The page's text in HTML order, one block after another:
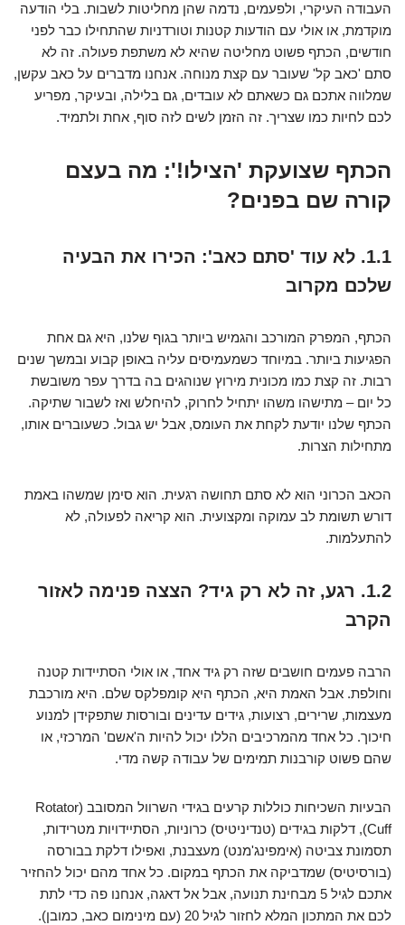
העבודה העיקרי, ולפעמים, נדמה שהן מחליטות לשבות. בלי הודעה
מוקדמת, או אולי עם הודעות קטנות וטורדניות שהתחילו כבר לפני
חודשים, הכתף פשוט מחליטה שהיא לא משתפת פעולה. זה לא
סתם 'כאב קל' שעובר עם קצת מנוחה. אנחנו מדברים על כאב עקשן,
שמלווה אתכם גם כשאתם לא עובדים, גם בלילה, ובעיקר, מפריע
לכם לחיות כמו שצריך. זה הזמן לשים לזה סוף, אחת ולתמיד.
הכתף שצועקת 'הצילו!': מה בעצם
קורה שם בפנים?
1.1. לא עוד 'סתם כאב': הכירו את הבעיה
שלכם מקרוב
הכתף, המפרק המורכב והגמיש ביותר בגוף שלנו, היא גם אחת
הפגיעות ביותר. במיוחד כשמעמיסים עליה באופן קבוע ובמשך שנים
רבות. זה קצת כמו מכונית מירוץ שנוהגים בה בדרך עפר משובשת
כל יום – מתישהו משהו יתחיל לחרוק, להיחלש ואז לשבור שתיקה.
הכתף שלנו יודעת לקחת את העומס, אבל יש גבול. כשעוברים אותו,
מתחילות הצרות.
הכאב הכרוני הוא לא סתם תחושה רגעית. הוא סימן שמשהו באמת
דורש תשומת לב עמוקה ומקצועית. הוא קריאה לפעולה, לא
להתעלמות.
1.2. רגע, זה לא רק גיד? הצצה פנימה לאזור
הקרב
הרבה פעמים חושבים שזה רק גיד אחד, או אולי הסתיידות קטנה
וחולפת. אבל האמת היא, הכתף היא קומפלקס שלם. היא מורכבת
מעצמות, שרירים, רצועות, גידים עדינים ובורסות שתפקידן למנוע
חיכוך. כל אחד מהמרכיבים הללו יכול להיות ה'אשם' המרכזי, או
שהם פשוט קורבנות תמימים של עבודה קשה מדי.
הבעיות השכיחות כוללות קרעים בגידי השרוול המסובב (Rotator
Cuff), דלקות בגידים (טנדיניטיס) כרוניות, הסתיידויות מטרידות,
תסמונת צביטה (אימפינג'מנט) מעצבנת, ואפילו דלקת בבורסה
(בורסיטיס) שמדביקה את הכתף במקום. כל אחד מהם יכול להחזיר
אתכם לגיל 5 מבחינת תנועה, אבל אל דאגה, אנחנו פה כדי לתת
לכם את המתכון המלא לחזור לגיל 20 (עם מינימום כאב, כמובן).